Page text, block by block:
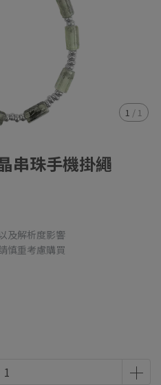
1 / 1
串珠手機掛繩
及解析度影響
慎重考慮購買